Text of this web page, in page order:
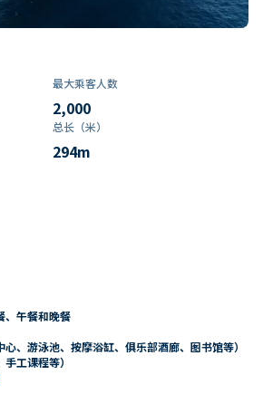
最大乘客人数
2,000
总长（米）
294m
、午餐和晚餐
、游泳池、按摩浴缸、俱乐部酒廊、图书馆等）
工课程等）